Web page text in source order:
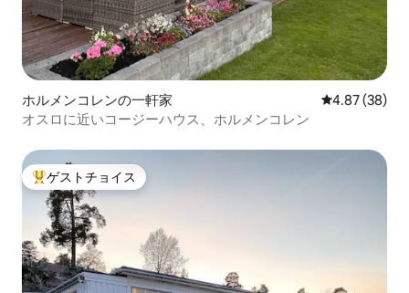
ホルメンコレンの一軒家 レビュー38
4.87 (38)
オスロに近いコージーハウス、ホルメンコレン
大好評のゲストチョイスです。
ゲストチョイス